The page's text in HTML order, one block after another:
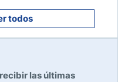
Leer reseña
todos
las últimas